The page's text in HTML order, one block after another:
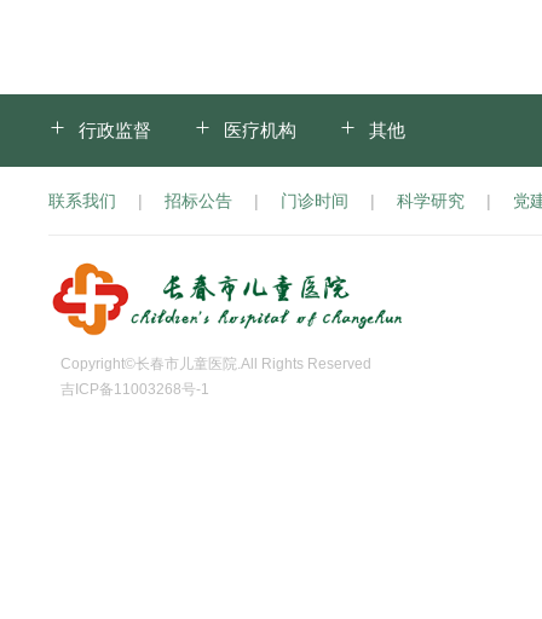
行政监督 医疗机构 其他
联系我们 | 招标公告 | 门诊时间 | 科学研究 | 党
Copyright©长春市儿童医院.All Rights Reserved
吉ICP备11003268号-1